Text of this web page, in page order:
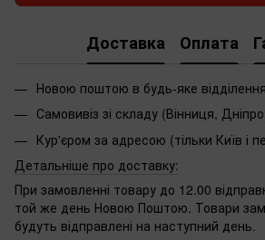
Доставка Оплата
Новою поштою в будь-яке відділення
Самовивіз зі складу (Вінниця,
Кур'єром за адресою (тільки Київ і
Детальніше про доставку:
При замовленні товару до 12.00
той же день Новою Поштою. Товари
будуть відправлені на наступний день.